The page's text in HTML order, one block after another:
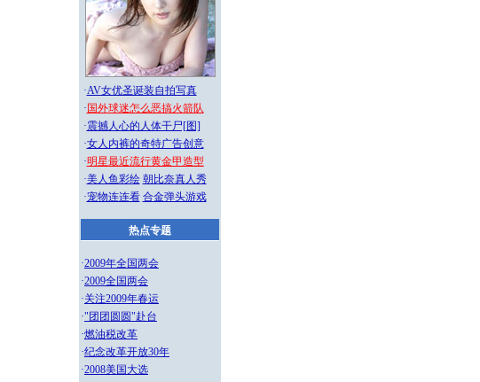
·AV女优圣诞装自拍写真
· 国外球迷怎么恶搞火箭队
·震撼人心的人体干尸[图]
·女人内裤的奇特广告创意
·明星最近流行黄金甲造型
·美人鱼彩绘 朝比奈真人秀
·宠物连连看 合金弹头游戏
热点专题
·2009年全国两会
·2009全国两会
·关注2009年春运
·"团团圆圆"赴台
·燃油税改革
·纪念改革开放30年
·2008美国大选